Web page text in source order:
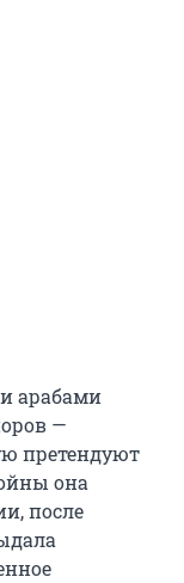
арабами
—
претендуют
она
после